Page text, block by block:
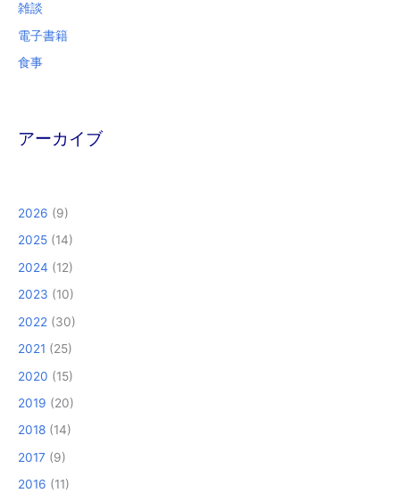
雑談
電子書籍
食事
アーカイブ
2026 (9)
2025 (14)
2024 (12)
2023 (10)
2022 (30)
2021 (25)
2020 (15)
2019 (20)
2018 (14)
2017 (9)
2016 (11)